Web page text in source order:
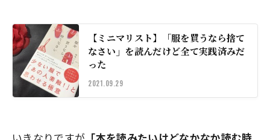
【ミニマリスト】「服を買うなら捨て
なさい」を読んだけど全て実践済みだ
った
2021.09.29